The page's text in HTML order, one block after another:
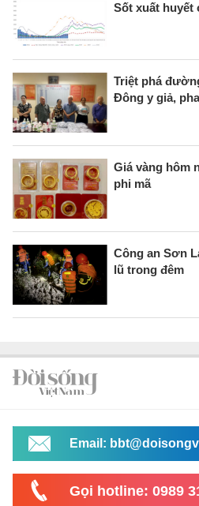
Sốt xuất huyết
Triệt phá
Đông y giả,
Giá vàng hôm
phi mã
Công an Sơn
lũ trong đêm
Email:
Gọi hotline: 0989